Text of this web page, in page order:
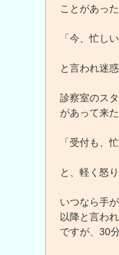
ことがあっ
「今、忙し
と言われ迷
診察室のス
があって来
「受付も、
と、軽く怒
いつなら手
以降と言わ
ですが、30